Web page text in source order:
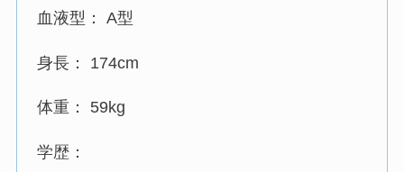
血液型： A型
身長： 174cm
体重： 59kg
学歴：